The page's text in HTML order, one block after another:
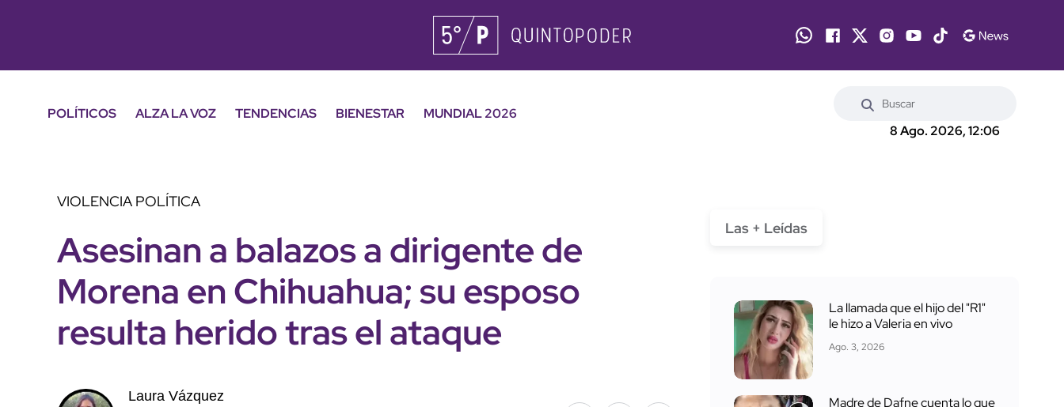
POLÍTICOS ALZA LA VOZ TENDENCIAS BIENESTAR
MUNDIAL 2026
8 Ago. 2026, 12:06
VIOLENCIA POLÍTICA
Asesinan a balazos a dirigente de
Morena en Chihuahua; su esposo
resulta herido tras el ataque
Laura Vázquez
Las + Leídas
La llamada que el hijo del "R1"
le hizo a Valeria en vivo
Ago. 3, 2026
Madre de Dafne cuenta lo que